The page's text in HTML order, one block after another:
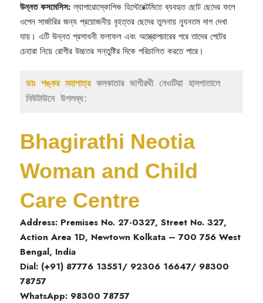
উন্নত কসমেসিস:ল্যাপারোস্কোপিক হিস্টেরেক্টমিতে ব্যবহৃত ছোট ছেদের ফলে
ওপেন সার্জারির জন্য প্রয়োজনীয় বৃহত্তর ছেদের তুলনায় ন্যূনতম দাগ দেখা
যায়। এটি উন্নত প্রসাধনী ফলাফল এবং অস্ত্রোপচারের পরে তাদের পেটের
চেহারা নিয়ে রোগীর উচ্চতর সন্তুষ্টির দিকে পরিচালিত করতে পারে।
ডাঃ শঙ্কর মহাপাত্র কলকাতার ভাগীরথী নেওটিয়া হাসপাতালে
নিউটাউনে উপলব্ধ:
Bhagirathi Neotia
Woman and Child
Care Centre
Address: Premises No. 27-0327, Street No. 327,
Action Area 1D, Newtown Kolkata – 700 756 West
Bengal, India
Dial: (+91) 87776 13551/ 92306 16647/ 98300
78757
WhatsApp: 98300 78757